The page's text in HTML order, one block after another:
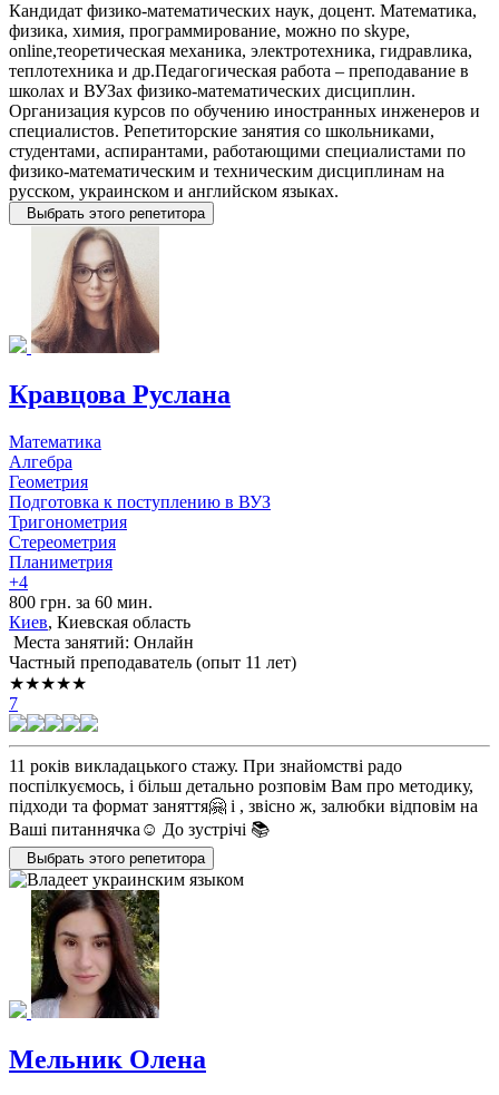
Кандидат физико-математических наук, доцент. Математика,
физика, химия, программирование, можно по skype,
online,теоретическая механика, электротехника, гидравлика,
теплотехника и др.Педагогическая работа – преподавание в
школах и ВУЗах физико-математических дисциплин.
Организация курсов по обучению иностранных инженеров и
специалистов. Репетиторские занятия со школьниками,
студентами, аспирантами, работающими специалистами по
физико-математическим и техническим дисциплинам на
русском, украинском и английском языках.
Выбрать этого репетитора
Кравцова Руслана
Математика
Алгебра
Геометрия
Подготовка к поступлению в ВУЗ
Тригонометрия
Стереометрия
Планиметрия
+4
800 грн. за 60 мин.
Киев, Киевская область
Места занятий: Онлайн
Частный преподаватель (опыт 11 лет)
★★★★★
7
11 років викладацького стажу. При знайомстві радо
поспілкуємось, і більш детально розповім Вам про методику,
підходи та формат заняття🤗 і , звісно ж, залюбки відповім на
Ваші питаннячка☺️ До зустрічі 📚
Выбрать этого репетитора
Мельник Олена